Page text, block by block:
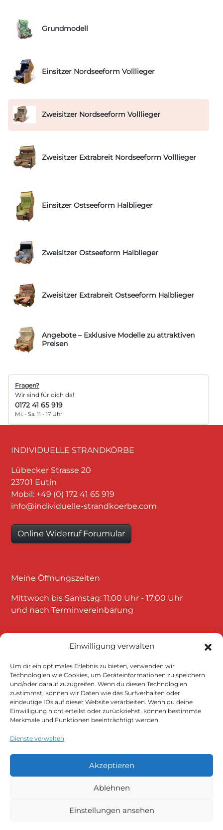
Einwilligung verwalten
Um dir ein optimales Erlebnis zu bieten, verwenden wir
Technologien wie Cookies, um Geräteinformationen zu speichern
und/oder darauf zuzugreifen. Wenn du diesen Technologien
zustimmst, können wir Daten wie das Surfverhalten oder
eindeutige IDs auf dieser Website verarbeiten. Wenn du deine
Einwilligung nicht erteilst oder zurückziehst, können bestimmte
Merkmale und Funktionen beeinträchtigt werden.
Dienste verwalten
Akzeptieren
Ablehnen
Einstellungen ansehen
Grundmodell
Einsitzer Nordseeform Volllieger
Zweisitzer Nordseeform Volllieger
Zweisitzer Extrabreit Nordseeform Volllieger
Einsitzer Ostseeform Halblieger
Zweisitzer Ostseeform Halblieger
Zweisitzer Extrabreit Ostseeform Halblieger
Angebote – Exklusive Modelle zu attraktiven
Preisen
Fragen?
Wir sind für dich da!
0172 41 65 919
Mi. - Sa. 11 - 17 Uhr
INDIVIDUELLE STRANDKÖRBE
Lübecker Strasse 20
23701 Eutin
Mobil: +49 (0) 172 41 65 919
info@individuelle-strandkoerbe.com
Online Widerruf Forumular
Meine Öffnungszeiten
Mittwoch bis Samstag: 11:00 Uhr - 17:00 Uhr
und nach Terminvereinbarung
Klicke auf "Ich stimme zu", um Google
maps zu aktivieren
Cookie-Richtlinie
DatenschutzerklärungImpressumAGB